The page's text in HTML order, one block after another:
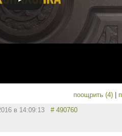
поощрить (4) |
в 14:09:13 # 490760